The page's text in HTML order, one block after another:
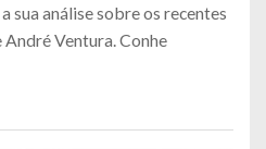
sua análise sobre os recentes
Ventura. Conhe